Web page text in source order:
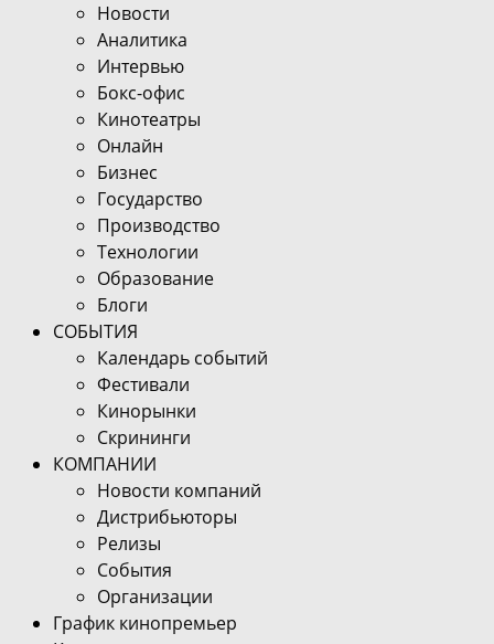
Новости
Аналитика
Интервью
Бокс-офис
Кинотеатры
Онлайн
Бизнес
Государство
Производство
Технологии
Образование
Блоги
СОБЫТИЯ
Календарь событий
Фестивали
Кинорынки
Скрининги
КОМПАНИИ
Новости компаний
Дистрибьюторы
Релизы
События
Организации
График кинопремьер